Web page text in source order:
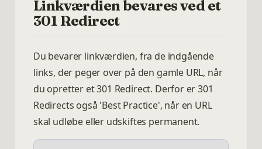
Linkværdien bevares ved et
301 Redirect
Du bevarer linkværdien, fra de indgående
links, der peger over på den gamle URL, når
du opretter et 301 Redirect. Derfor er 301
Redirects også 'Best Practice', når en URL
skal udløbe eller udskiftes permanent.